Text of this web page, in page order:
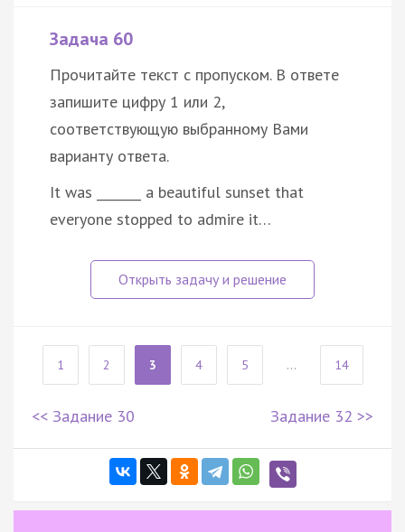
Задача 60
Прочитайте текст с пропуском. В ответе
запишите цифру 1 или 2,
соответствующую выбранному Вами
варианту ответа.
It was _______ a beautiful sunset that
everyone stopped to admire it…
1 2 3 4 5 ... 14
<< Задание 30 Задание 32 >>